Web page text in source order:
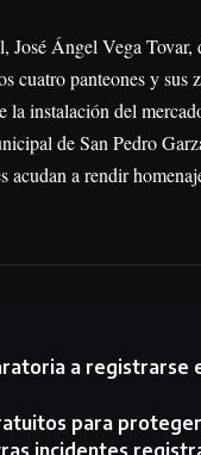
Ángel Vega Tovar,
cuatro panteones y sus
la instalación del
de San Pedro
a rendir
a registrarse
para
incidentes